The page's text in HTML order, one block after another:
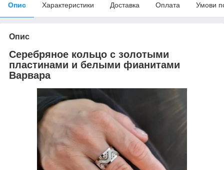
Опис Характеристики Доставка Оплата Умови
Опис
Серебряное кольцо с золотыми
пластинами и белыми фианитами
Варвара